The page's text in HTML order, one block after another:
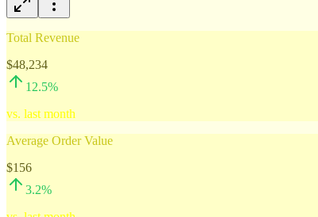
Total Revenue
$48,234
12.5%
vs. last month
Average Order Value
$156
3.2%